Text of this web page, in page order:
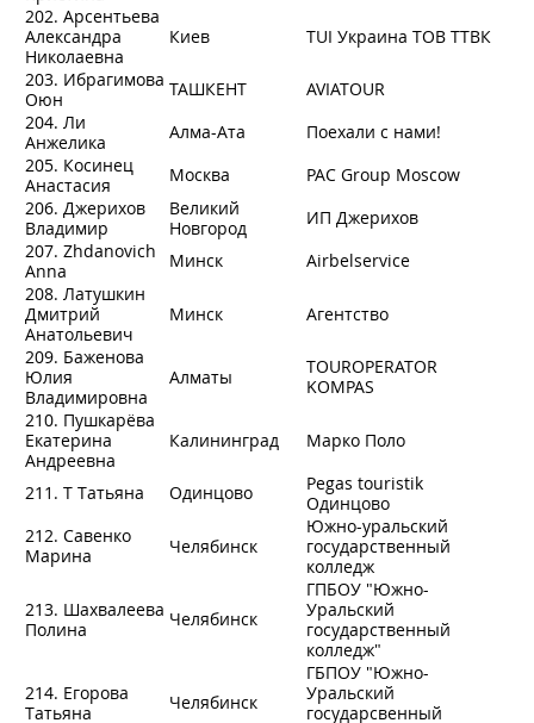
202. Арсентьева
Александра
Николаевна
Киев
TUI Украина ТОВ ТТВК
203. Ибрагимова
Оюн
ТАШКЕНТ
AVIATOUR
204. Ли
Анжелика
Алма-Ата
Поехали с нами!
205. Косинец
Анастасия
Москва
PAC Group Moscow
206. Джерихов
Владимир
Великий
Новгород
ИП Джерихов
207. Zhdanovich
Anna
Минск
Airbelservice
208. Латушкин
Дмитрий
Анатольевич
Минск
Агентство
209. Баженова
Юлия
Владимировна
Алматы
TOUROPERATOR
KOMPAS
210. Пушкарёва
Екатерина
Андреевна
Калининград Марко Поло
211. Т Татьяна Одинцово
Pegas touristik
Одинцово
212. Савенко
Марина
Челябинск
Южно-уральский
государственный
колледж
213. Шахвалеева
Полина
Челябинск
ГПБОУ "Южно-
Уральский
государственный
колледж"
214. Егорова
Татьяна
Челябинск
ГБПОУ "Южно-
Уральский
государсвенный